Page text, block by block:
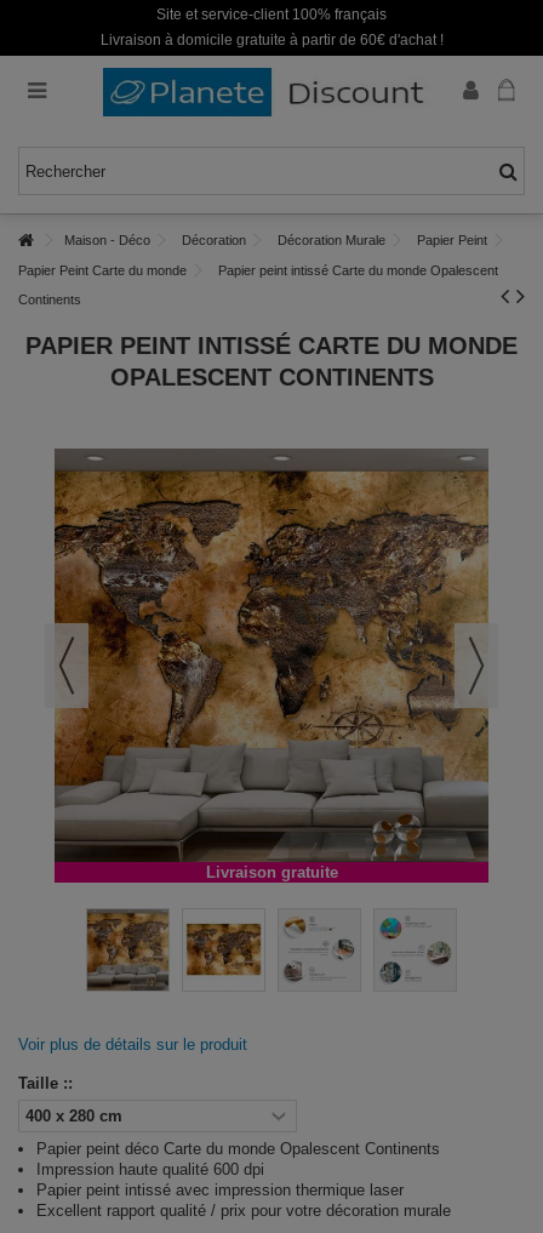
Site et service-client 100% français
Livraison à domicile gratuite à partir de 60€ d'achat !
Maison - Déco Décoration Décoration Murale Papier Peint
Papier Peint Carte du monde
Papier peint intissé Carte du monde Opalescent
Continents
PAPIER PEINT INTISSÉ CARTE DU MONDE
OPALESCENT CONTINENTS
Livraison gratuite
Voir plus de détails sur le produit
Taille ::
Papier peint déco Carte du monde Opalescent Continents
Impression haute qualité 600 dpi
Papier peint intissé avec impression thermique laser
Excellent rapport qualité / prix pour votre décoration murale